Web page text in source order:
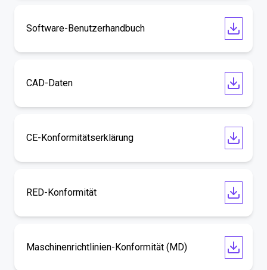
Software-Benutzerhandbuch
CAD-Daten
CE-Konformitätserklärung
RED-Konformität
Maschinenrichtlinien-Konformität (MD)